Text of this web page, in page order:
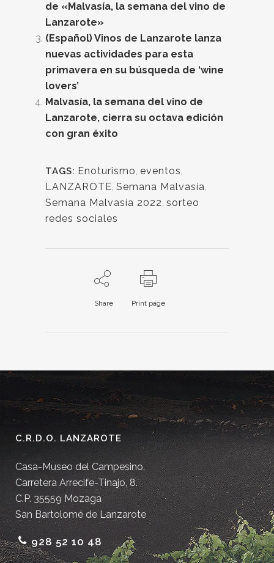
de «Malvasía, la semana del vino de
Lanzarote»
(Español) Vinos de Lanzarote lanza
nuevas actividades para esta
primavera en su búsqueda de ‘wine
lovers’
Malvasía, la semana del vino de
Lanzarote, cierra su octava edición
con gran éxito
TAGS: Enoturismo, eventos,
LANZAROTE, Semana Malvasía,
Semana Malvasía 2022, sorteo
redes sociales
Share Print page
C.R.D.O. LANZAROTE
Casa-Museo del Campesino.
Carretera Arrecife-Tinajo, 8.
C.P. 35559 Mozaga
San Bartolomé de Lanzarote
928 52 10 48